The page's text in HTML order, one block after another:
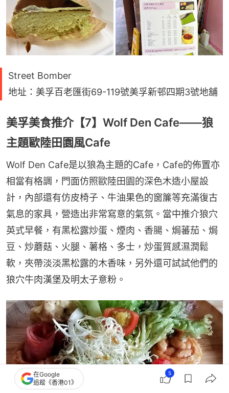
Street Bomber
地址：美孚百老匯街69-119號美孚新邨四期3號地舖
美孚美食推介【7】Wolf Den Cafe——狼
主題歐陸田園風Cafe
Wolf Den Cafe是以狼為主題的Cafe，Cafe的佈置亦
相當有格調，門面仿照歐陸田園的深色木造小屋設
計，內部還有仿皮椅子、牛油果色的窗簾等充滿復古
氣息的家具，營造出非常寫意的氣氛。當中推介狼穴
英式早餐，有黑松露炒蛋、煙肉、香腸、焗蕃茄、焗
豆、炒蘑菇、火腿、薯格、多士，炒蛋質感濕潤鬆
軟，夾帶淡淡黑松露的木香味，另外還可試試他們的
狼穴牛肉漢堡及明太子意粉。
在Google
追蹤《香港01》
5